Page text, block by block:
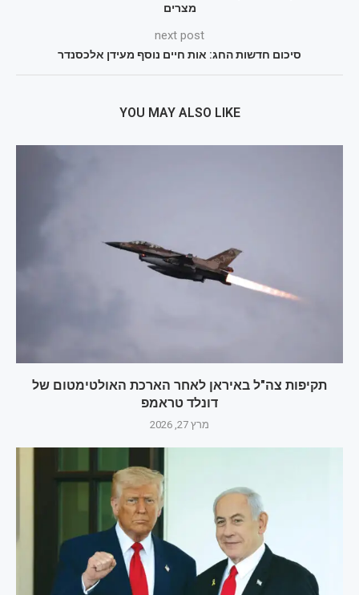
מצרים
next post
סיכום חדשות החג: אות חיים נוסף מעידן אלכסנדר
YOU MAY ALSO LIKE
תקיפות צה"ל באיראן לאחר הארכת האולטימטום של
דונלד טראמפ
מרץ 27, 2026